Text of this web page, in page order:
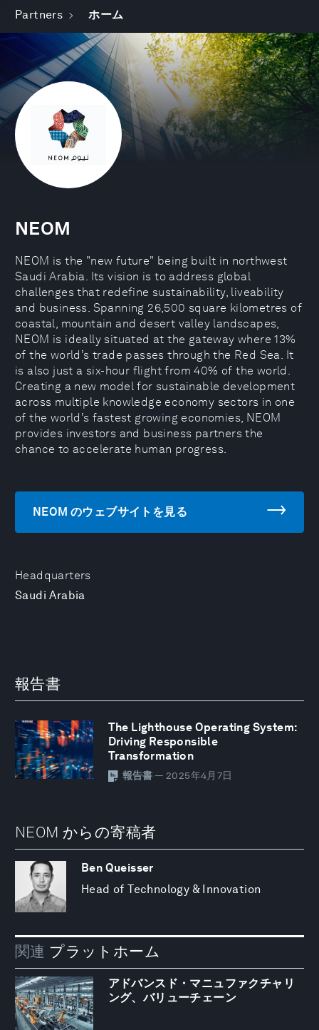
Partners ホーム
Headquarters
Saudi Arabia
NEOM
NEOM is the "new future" being built in northwest
Saudi Arabia. Its vision is to address global
challenges that redefine sustainability, liveability
and business. Spanning 26,500 square kilometres of
coastal, mountain and desert valley landscapes,
NEOM is ideally situated at the gateway where 13%
of the world’s trade passes through the Red Sea. It
is also just a six-hour flight from 40% of the world.
Creating a new model for sustainable development
across multiple knowledge economy sectors in one
of the world’s fastest growing economies, NEOM
provides investors and business partners the
chance to accelerate human progress.
NEOM のウェブサイトを見る
報告書
The Lighthouse Operating System:
Driving Responsible
Transformation
報告書 — 2025年4月7日
NEOM からの寄稿者
Ben Queisser
Head of Technology & Innovation
関連 プラットホーム
アドバンスド・マニュファクチャリ
ング、バリューチェーン